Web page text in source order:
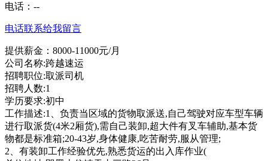
电话： --
电话联系给我留言
提供薪金：8000-11000元/月
公司名称:跨越速运
招聘职位:取派司机
招聘人数:1
学历要求:初中
工作描述:1、负责当区域的货物取派送,自己驾驶对应车型车辆
进行取派货(4米2厢货),需自己装卸,超大件有叉车辅助,基本货
物都是标准箱;20-43岁,身体健康,吃苦耐劳,服从管理;
2、有装卸工作经验优先,熟悉货运的出入库作业(